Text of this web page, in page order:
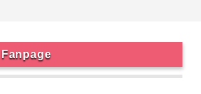
Fanpage